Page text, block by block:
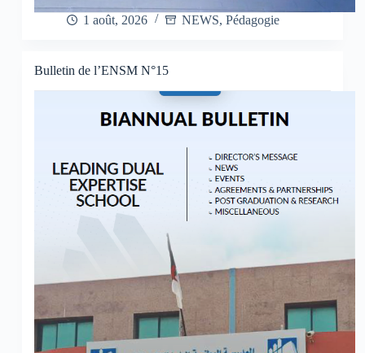
1 août, 2026 NEWS, Pédagogie
Bulletin de l’ENSM N°15